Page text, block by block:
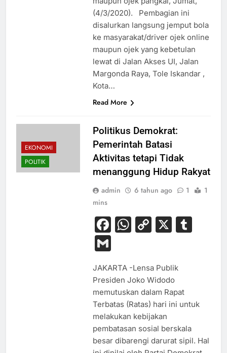
(4/3/2020). Pembagian ini
disalurkan langsung jemput bola
ke masyarakat/driver ojek online
maupun ojek yang kebetulan
lewat di Jalan Akses UI, Jalan
Margonda Raya, Tole Iskandar ,
Kota…
Read More
EKONOMI
POLITIK
Politikus Demokrat:
Pemerintah Batasi
Aktivitas tetapi Tidak
menanggung Hidup Rakyat
admin 6 tahun ago 1
1
mins
Facebook
WhatsApp
Copy
X
Gmail
JAKARTA -Lensa Publik
Presiden Joko Widodo
memutuskan dalam Rapat
Terbatas (Ratas) hari ini untuk
melakukan kebijakan
pembatasan sosial berskala
besar dibarengi darurat sipil. Hal